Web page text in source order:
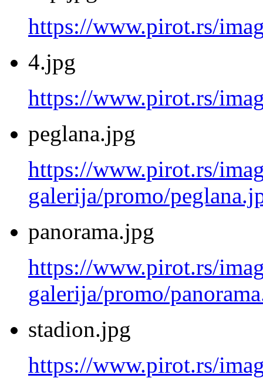
https://www.pirot.rs/
4.jpg
https://www.pirot.rs/
peglana.jpg
https://www.pirot.rs/
galerija/promo/
panorama.jpg
https://www.pirot.rs/
galerija/promo/
stadion.jpg
https://www.pirot.rs/